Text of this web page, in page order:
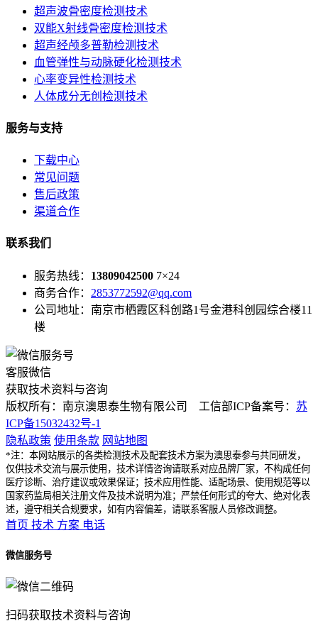
超声波骨密度检测技术
双能X射线骨密度检测技术
超声经颅多普勒检测技术
血管弹性与动脉硬化检测技术
心率变异性检测技术
人体成分无创检测技术
服务与支持
下载中心
常见问题
售后政策
渠道合作
联系我们
服务热线： 13809042500 7×24
商务合作： 2853772592@qq.com
公司地址：南京市栖霞区科创路1号金港科创园综合楼11
楼
客服微信
获取技术资料与咨询
版权所有：南京澳思泰生物有限公司 工信部ICP备案号： 苏
ICP备15032432号-1
隐私政策 使用条款 网站地图
*注：本网站展示的各类检测技术及配套技术方案为澳思泰参与共同研发，
仅供技术交流与展示使用，技术详情咨询请联系对应品牌厂家，不构成任何
医疗诊断、治疗建议或效果保证；技术应用性能、适配场景、使用规范等以
国家药监局相关注册文件及技术说明为准；严禁任何形式的夸大、绝对化表
述，遵守相关合规要求，如有内容偏差，请联系客服人员修改调整。
首页 技术 方案 电话
微信服务号
扫码获取技术资料与咨询